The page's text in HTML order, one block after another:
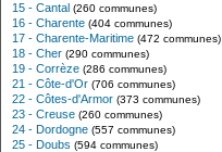
15 - Cantal (260 communes)
16 - Charente (404 communes)
17 - Charente-Maritime (472 communes)
18 - Cher (290 communes)
19 - Corrèze (286 communes)
21 - Côte-d'Or (706 communes)
22 - Côtes-d'Armor (373 communes)
23 - Creuse (260 communes)
24 - Dordogne (557 communes)
25 - Doubs (594 communes)